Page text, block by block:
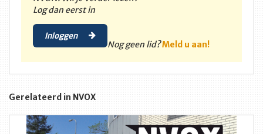
Log dan eerst in
Inloggen
Nog geen lid?Meld u aan!
Gerelateerd in NVOX